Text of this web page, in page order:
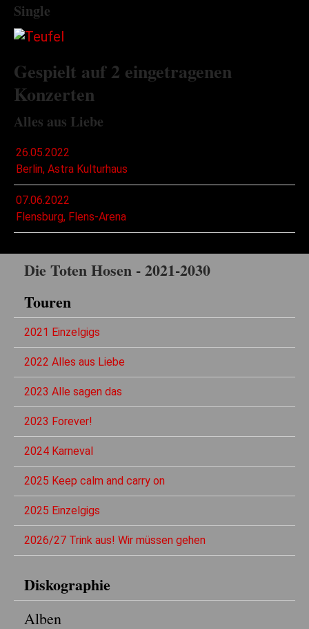
Single
Gespielt auf 2 eingetragenen
Konzerten
Alles aus Liebe
26.05.2022
Berlin, Astra Kulturhaus
07.06.2022
Flensburg, Flens-Arena
Die Toten Hosen - 2021-2030
Touren
2021 Einzelgigs
2022 Alles aus Liebe
2023 Alle sagen das
2023 Forever!
2024 Karneval
2025 Keep calm and carry on
2025 Einzelgigs
2026/27 Trink aus! Wir müssen gehen
Diskographie
Alben